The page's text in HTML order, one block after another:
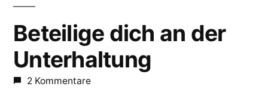
Beteilige dich an der
Unterhaltung
2 Kommentare